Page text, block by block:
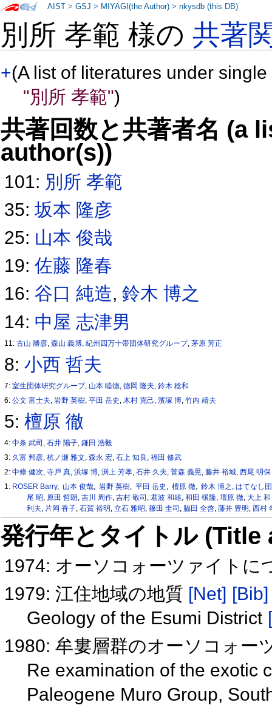
別所 孝範 様の共著
+(A list of literatures under
"別所 孝範")
共著回数と共著者名 (a
author(s))
101: 別所 孝範
35:坂本 隆彦
25: 山本 俊哉
19:佐藤 隆春
16:谷口 純造,鈴木 博之
14: 中屋 志津男
11:古山 勝彦 ,森山 義博 ,紀州四万十帯団体研究グループ,茅原 芳正
8:小西 哲夫
7:室生団体研究グループ, 山本 睦徳 ,徳岡 隆夫 ,鈴木 稔和
6:公文 富士夫 ,岩野 英樹 ,平田 岳史 木村 克己 ,濱塚 博 ,竹内 靖夫
5:檀原 徹
4:中条 武司 ,石井 陽子 ,鎌田 浩毅
3: 久富 邦彦,杭ノ瀬 雅文,森永 宏,石上 知良 ,福田 修武
2:中條 健次,寺戸 真,浜塚 博,渕上 芳孝,石井 久夫,菅森 義晃,藤井 裕城,西尾 明保
1: ROSER Barry, 山本 俊哉, 岩野 英樹, 平田 岳史 , 檀原 徹, 鈴木 博之 ,はてなし
尾 昭, 原田 哲朗, 吉川 周作, 吉村 敬司 , 君波 和雄, 和田 穣隆, 壇原 徹, 大上 和
利夫, 片岡 香子, 石賀 裕明 , 立石 雅昭, 篠田 圭司 , 脇田 全啓, 藤井 豊明 , 西村
発行年とタイトル
1974: オーソコォーツァイトに
1979: 江住地域の地質 [Net] [Bib]
Geology of the Esumi District
1980: 牟婁層群のオーソコォー
Re examination of the exotic
Paleogene Muro Group,
AIST >GSJ > MIYAGI(the Author) >nkysdb (this DB)